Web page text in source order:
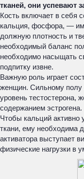
тканей, они успевают
Кость включает в себя
кальция, фосфора, —
должную плотность и
необходимый баланс
необходимо насыщать
подпитку извне.
Важную роль играет
женщин. Сильному полу
уровень тестостерона,
содержанием эстрогена.
Чтобы кальций активно
ткани, ему необходима
активатора выступает
физические нагрузки в